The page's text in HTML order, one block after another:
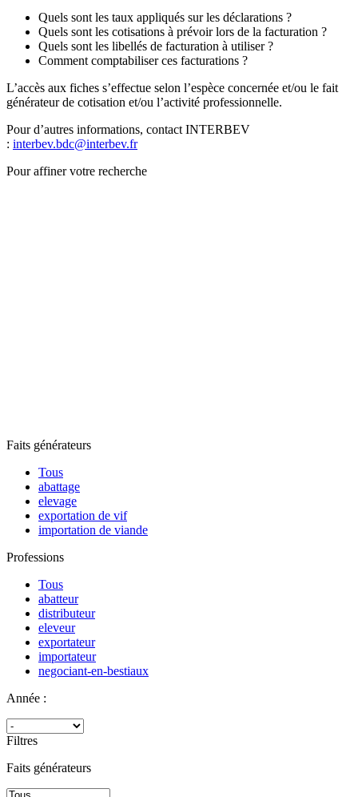
Quels sont les taux appliqués sur les déclarations ?
Quels sont les cotisations à prévoir lors de la facturation ?
Quels sont les libellés de facturation à utiliser ?
Comment comptabiliser ces facturations ?
L’accès aux fiches s’effectue selon l’espèce concernée et/ou le fait
générateur de cotisation et/ou l’activité professionnelle.
Pour d’autres informations, contact INTERBEV
: interbev.bdc@interbev.fr
Pour affiner votre recherche
Faits générateurs
Tous
abattage
elevage
exportation de vif
importation de viande
Professions
Tous
abatteur
distributeur
eleveur
exportateur
importateur
negociant-en-bestiaux
Année :
Filtres
Faits générateurs